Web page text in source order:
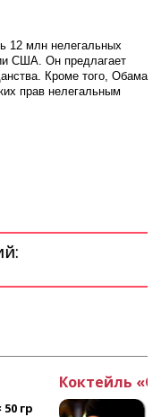
12 млн нелегальных
США. Он предлагает
Кроме того, Обама
прав нелегальным